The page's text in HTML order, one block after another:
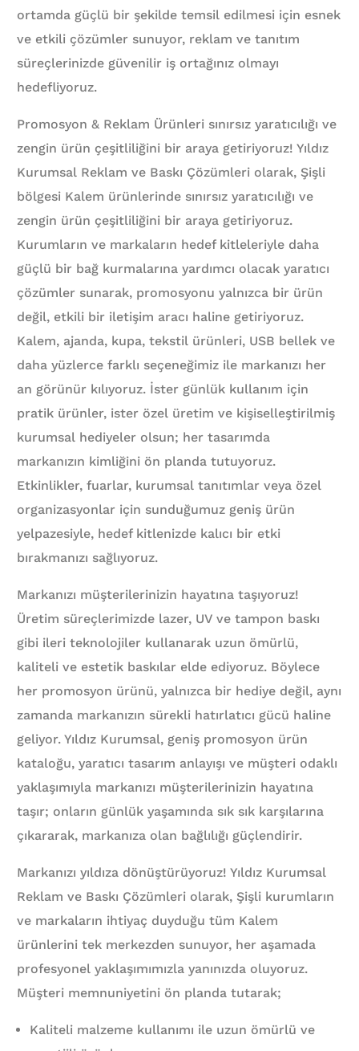
ortamda güçlü bir şekilde temsil edilmesi için esnek
ve etkili çözümler sunuyor, reklam ve tanıtım
süreçlerinizde güvenilir iş ortağınız olmayı
hedefliyoruz.
Promosyon & Reklam Ürünleri sınırsız yaratıcılığı ve
zengin ürün çeşitliliğini bir araya getiriyoruz! Yıldız
Kurumsal Reklam ve Baskı Çözümleri olarak, Şişli
bölgesi Kalem ürünlerinde sınırsız yaratıcılığı ve
zengin ürün çeşitliliğini bir araya getiriyoruz.
Kurumların ve markaların hedef kitleleriyle daha
güçlü bir bağ kurmalarına yardımcı olacak yaratıcı
çözümler sunarak, promosyonu yalnızca bir ürün
değil, etkili bir iletişim aracı haline getiriyoruz.
Kalem, ajanda, kupa, tekstil ürünleri, USB bellek ve
daha yüzlerce farklı seçeneğimiz ile markanızı her
an görünür kılıyoruz. İster günlük kullanım için
pratik ürünler, ister özel üretim ve kişiselleştirilmiş
kurumsal hediyeler olsun; her tasarımda
markanızın kimliğini ön planda tutuyoruz.
Etkinlikler, fuarlar, kurumsal tanıtımlar veya özel
organizasyonlar için sunduğumuz geniş ürün
yelpazesiyle, hedef kitlenizde kalıcı bir etki
bırakmanızı sağlıyoruz.
Markanızı müşterilerinizin hayatına taşıyoruz!
Üretim süreçlerimizde lazer, UV ve tampon baskı
gibi ileri teknolojiler kullanarak uzun ömürlü,
kaliteli ve estetik baskılar elde ediyoruz. Böylece
her promosyon ürünü, yalnızca bir hediye değil, aynı
zamanda markanızın sürekli hatırlatıcı gücü haline
geliyor. Yıldız Kurumsal, geniş promosyon ürün
kataloğu, yaratıcı tasarım anlayışı ve müşteri odaklı
yaklaşımıyla markanızı müşterilerinizin hayatına
taşır; onların günlük yaşamında sık sık karşılarına
çıkararak, markanıza olan bağlılığı güçlendirir.
Markanızı yıldıza dönüştürüyoruz! Yıldız Kurumsal
Reklam ve Baskı Çözümleri olarak, Şişli kurumların
ve markaların ihtiyaç duyduğu tüm Kalem
ürünlerini tek merkezden sunuyor, her aşamada
profesyonel yaklaşımımızla yanınızda oluyoruz.
Müşteri memnuniyetini ön planda tutarak;
Kaliteli malzeme kullanımı ile uzun ömürlü ve